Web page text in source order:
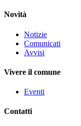
Novità
Notizie
Comunicati
Avvisi
Vivere il comune
Eventi
Contatti